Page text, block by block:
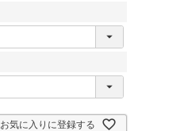
お気に入りに登録する